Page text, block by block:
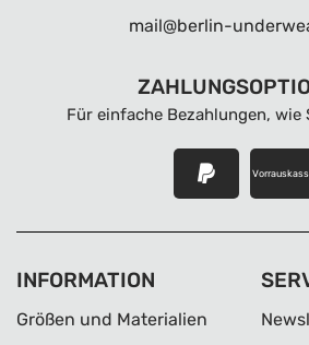
mail@berlin-
Für einfache Bezahlungen, wie
INFORMATION
Größen und Materialien